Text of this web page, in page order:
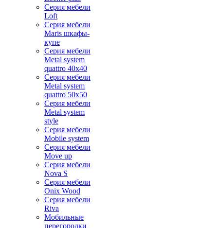
Серия мебели
Loft
Серия мебели
Maris шкафы-
купе
Серия мебели
Metal system
quattro 40x40
Серия мебели
Metal system
quattro 50x50
Серия мебели
Metal system
style
Серия мебели
Mobile system
Серия мебели
Move up
Серия мебели
Nova S
Серия мебели
Onix Wood
Серия мебели
Riva
Мобильные
перегородки